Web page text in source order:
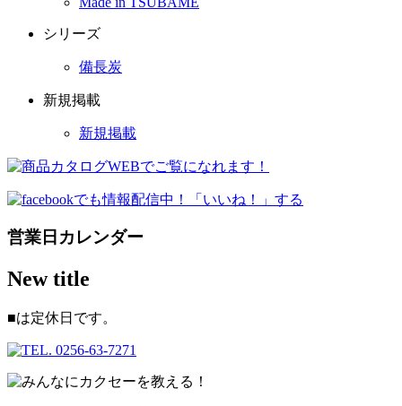
シリーズ
備長炭
新規掲載
新規掲載
営業日カレンダー
New title
■は定休日です。